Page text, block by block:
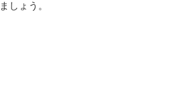
しょう。